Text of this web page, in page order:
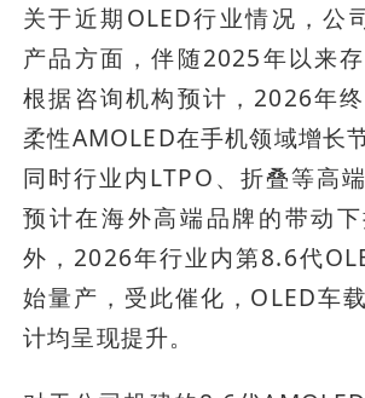
关于近期OLED行业情况，公
产品方面，伴随2025年以来
根据咨询机构预计，2026年
柔性AMOLED在手机领域增长
同时行业内LTPO、折叠等高
预计在海外高端品牌的带动
外，2026年行业内第8.6代
始量产，受此催化，OLED车
计均呈现提升。